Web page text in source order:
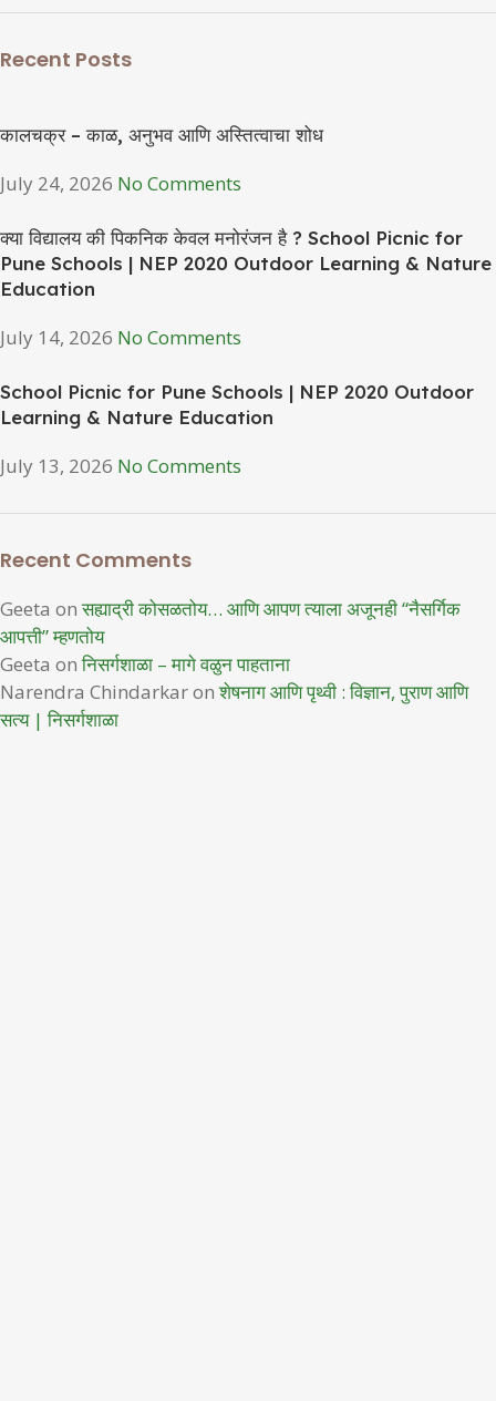
Recent Posts
कालचक्र – काळ, अनुभव आणि अस्तित्वाचा शोध
July 24, 2026 No Comments
क्या विद्यालय की पिकनिक केवल मनोरंजन है ? School Picnic for
Pune Schools | NEP 2020 Outdoor Learning & Nature
Education
July 14, 2026 No Comments
School Picnic for Pune Schools | NEP 2020 Outdoor
Learning & Nature Education
July 13, 2026 No Comments
Recent Comments
Geeta onसह्याद्री कोसळतोय… आणि आपण त्याला अजूनही “नैसर्गिक
आपत्ती” म्हणतोय
Geeta onनिसर्गशाळा – मागे वळुन पाहताना
Narendra Chindarkaronशेषनाग आणि पृथ्वी : विज्ञान, पुराण आणि
सत्य | निसर्गशाळा